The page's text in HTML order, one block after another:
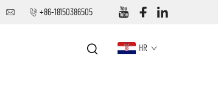
+86-18150386505
HR